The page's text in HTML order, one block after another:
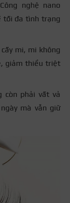
nghệ nano
tối đa tình trạng
cấy mi, mi không
giảm thiểu triệt
còn phải vất vả
mà vẫn giữ